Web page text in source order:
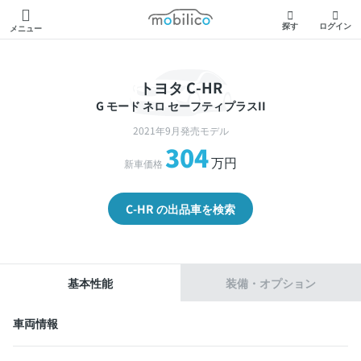
メニュー
モビリコ
探す ログイン
トヨタ C-HR
G モード ネロ セーフティプラスII
2021年9月発売モデル
新車価格 304万円
C-HR の出品車を検索
基本性能 装備・オプション
車両情報